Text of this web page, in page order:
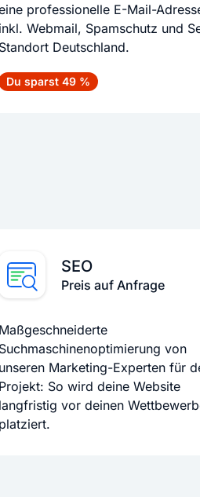
professionelle E-Mail-
inkl. Webmail, Spamschutz und
Standort Deutschland.
Du sparst 49 %
SEO
Preis auf Anfrage
Maßgeschneiderte
Suchmaschinenoptimierung von
unseren Marketing-Experten für
Projekt: So wird deine Website
langfristig vor deinen
platziert.